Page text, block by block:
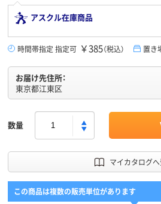
アスクル在庫商品
時間帯指定 指定可 ￥385（税込） 置き
お届け先住所：
東京都江東区
数量
マイカタログ
この商品は複数の販売単位があります